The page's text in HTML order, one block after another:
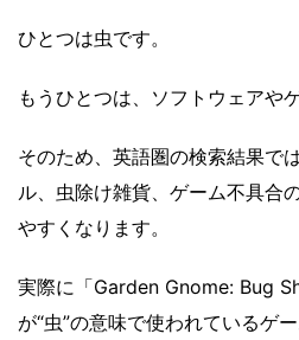
ひとつは虫です。
もうひとつは、ソフトウェアや
そのため、英語圏の検索結果で
ル、虫除け雑貨、ゲーム不具合
やすくなります。
実際に「Garden Gnome: Bug
が“虫”の意味で使われているゲ